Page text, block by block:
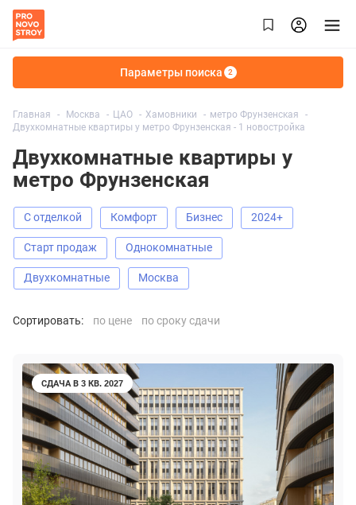
Параметры поиска 2
Главная Москва ЦАО Хамовники
метро Фрунзенская
Двухкомнатные квартиры у метро Фрунзенская - 1 новостройка
Двухкомнатные квартиры у
метро Фрунзенская
С отделкой Комфорт Бизнес 2024+
старт продаж Однокомнатные
Двухкомнатные Москва
Сортировать: по цене по сроку сдачи
СДАЧА В 3 КВ. 2027